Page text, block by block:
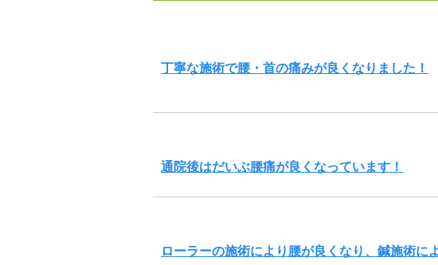
丁寧な施術で腰・首の痛みが良くなりました！
通院後はだいぶ腰痛が良くなっています！
ローラーの施術により腰が良くなり、鍼施術に